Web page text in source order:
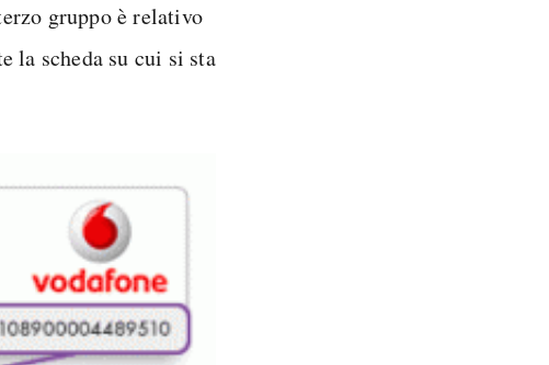
gruppo è relativo
la scheda su cui si sta